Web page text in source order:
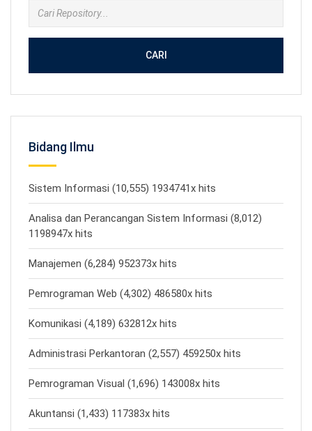
CARI
Bidang Ilmu
Sistem Informasi (10,555) 1934741x hits
Analisa dan Perancangan Sistem Informasi (8,012)
1198947x hits
Manajemen (6,284) 952373x hits
Pemrograman Web (4,302) 486580x hits
Komunikasi (4,189) 632812x hits
Administrasi Perkantoran (2,557) 459250x hits
Pemrograman Visual (1,696) 143008x hits
Akuntansi (1,433) 117383x hits